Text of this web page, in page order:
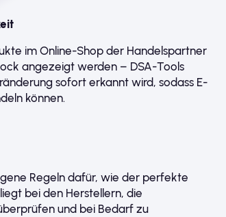
im Online-Shop der Handelspartner
angezeigt werden – DSA-Tools
sofort erkannt wird, sodass E-
können.
Regeln dafür, wie der perfekte
bei den Herstellern, die
und bei Bedarf zu